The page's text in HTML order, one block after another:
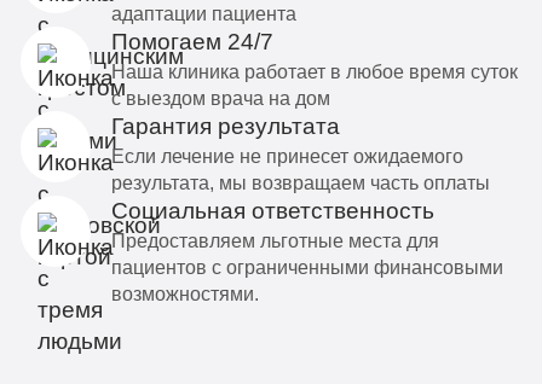
адаптации пациента
Помогаем 24/7
Наша клиника работает в любое время суток
с выездом врача на дом
Гарантия результата
Если лечение не принесет ожидаемого
результата, мы возвращаем часть оплаты
Социальная ответственность
Предоставляем льготные места для
пациентов с ограниченными финансовыми
возможностями.